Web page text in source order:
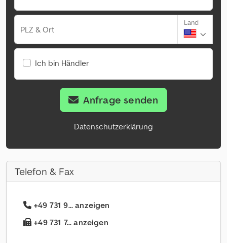
PLZ & Ort
Land
Ich bin Händler
Anfrage senden
Datenschutzerklärung
Telefon & Fax
+49 731 9... anzeigen
+49 731 7... anzeigen